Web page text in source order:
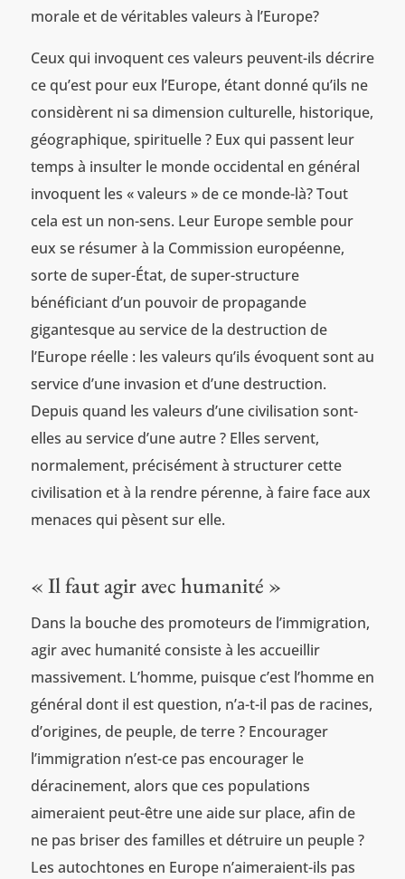
morale et de véritables valeurs à l’Europe?
Ceux qui invoquent ces valeurs peuvent-ils décrire
ce qu’est pour eux l’Europe, étant donné qu’ils ne
considèrent ni sa dimension culturelle, historique,
géographique, spirituelle ? Eux qui passent leur
temps à insulter le monde occidental en général
invoquent les « valeurs » de ce monde-là? Tout
cela est un non-sens. Leur Europe semble pour
eux se résumer à la Commission européenne,
sorte de super-État, de super-structure
bénéficiant d’un pouvoir de propagande
gigantesque au service de la destruction de
l’Europe réelle : les valeurs qu’ils évoquent sont au
service d’une invasion et d’une destruction.
Depuis quand les valeurs d’une civilisation sont-
elles au service d’une autre ? Elles servent,
normalement, précisément à structurer cette
civilisation et à la rendre pérenne, à faire face aux
menaces qui pèsent sur elle.
« Il faut agir avec humanité »
Dans la bouche des promoteurs de l’immigration,
agir avec humanité consiste à les accueillir
massivement. L’homme, puisque c’est l’homme en
général dont il est question, n’a-t-il pas de racines,
d’origines, de peuple, de terre ? Encourager
l’immigration n’est-ce pas encourager le
déracinement, alors que ces populations
aimeraient peut-être une aide sur place, afin de
ne pas briser des familles et détruire un peuple ?
Les autochtones en Europe n’aimeraient-ils pas